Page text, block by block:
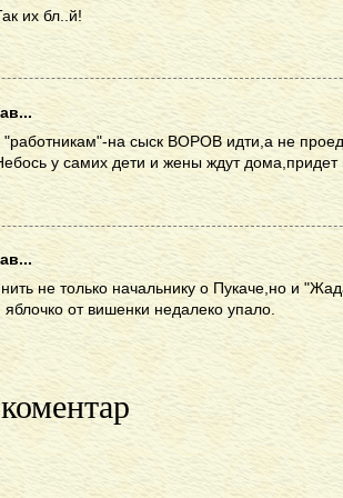
их бл..й!
"работникам"-на сыск ВОРОВ идти,а не
у самих дети и жены ждут дома,придет
не только начальнику о Пукаче,но и
от вишенки недалеко упало.